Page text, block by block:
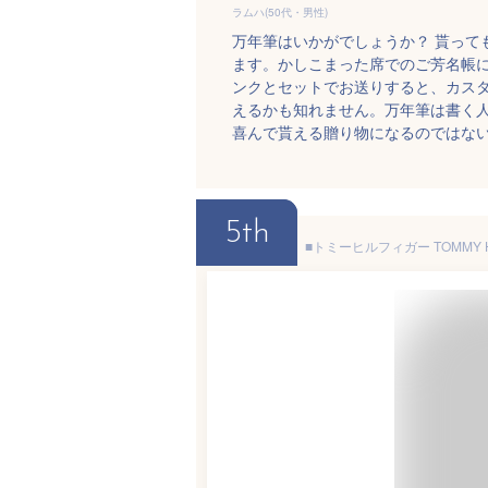
ラムハ(50代・男性)
万年筆はいかがでしょうか？ 貰っ
ます。かしこまった席でのご芳名帳
ンクとセットでお送りすると、カス
えるかも知れません。万年筆は書く
喜んで貰える贈り物になるのではな
5th